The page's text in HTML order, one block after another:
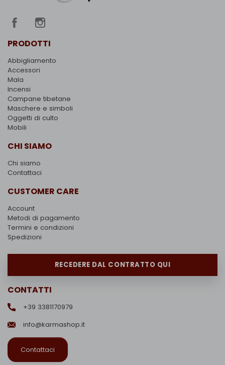
PRODOTTI
Abbigliamento
Accessori
Mala
Incensi
Campane tibetane
Maschere e simboli
Oggetti di culto
Mobili
CHI SIAMO
Chi siamo
Contattaci
CUSTOMER CARE
Account
Metodi di pagamento
Termini e condizioni
Spedizioni
RECEDERE DAL CONTRATTO QUI
CONTATTI
+39 3381170979
info@karmashop.it
Contattaci